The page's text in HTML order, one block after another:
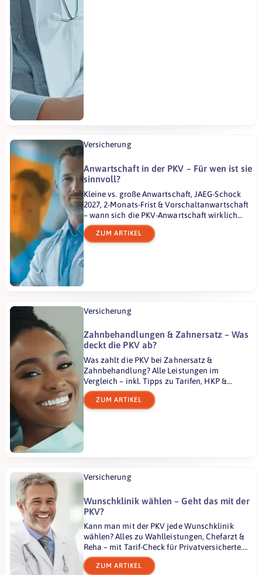
Versicherung
Anwartschaft in der PKV – Für wen ist sie
sinnvoll?
Kleine vs. große Anwartschaft, JAEG-Schock
2027, 2-Monats-Frist & Vorschaltanwartschaft
– wann sich die PKV-Anwartschaft wirklich
lohnt.
ZUM ARTIKEL
Versicherung
Zahnbehandlungen & Zahnersatz – Was
deckt die PKV ab?
Was zahlt die PKV bei Zahnersatz &
Zahnbehandlung? Alle Leistungen im
Vergleich – inkl. Tipps zu Tarifen, HKP &
Kostenerstattung.
ZUM ARTIKEL
Versicherung
Wunschklinik wählen – Geht das mit der
PKV?
Kann man mit der PKV jede Wunschklinik
wählen? Alles zu Wahlleistungen, Chefarzt &
Reha – mit Tarif-Check für Privatversicherte.
Jetzt informieren!
ZUM ARTIKEL